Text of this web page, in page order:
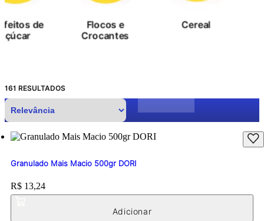
Flocos e
Crocantes
161 RESULTADOS
Granulado Mais Macio 500gr DORI
Price:
R$ 13,24